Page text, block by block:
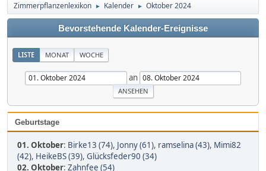
Zimmerpflanzenlexikon ► Kalender ► Oktober 2024
Bevorstehende Kalender-Ereignisse
LISTE MONAT WOCHE
an
Geburtstage
01. Oktober: Birke13 (74), Jonny (61), ramselina (43), Mimi82
(42), HeikeBS (39), Glücksfeder90 (34)
02. Oktober: Zahnfee (54)